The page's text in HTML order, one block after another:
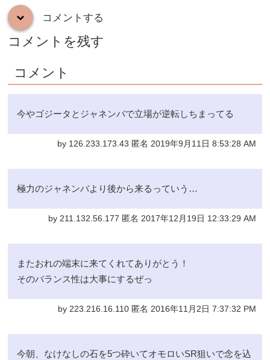
down コメントする
コメントを残す
コメント
今やゴジータとジャネンバで立場が逆転しちまってる
by 126.233.173.43 匿名 2019年9月11日 8:53:28 AM
極力のジャネンバより後から来るっていう…
by 211.132.56.177 匿名 2017年12月19日 12:33:29 AM
またおれの端末に来てくれてありがとう！
そのバランス性は大事にするぜっ
by 223.216.16.110 匿名 2016年11月2日 7:37:32 PM
今朝、なけなしの石を5つ砕いてオモロいSR狙いで念を込